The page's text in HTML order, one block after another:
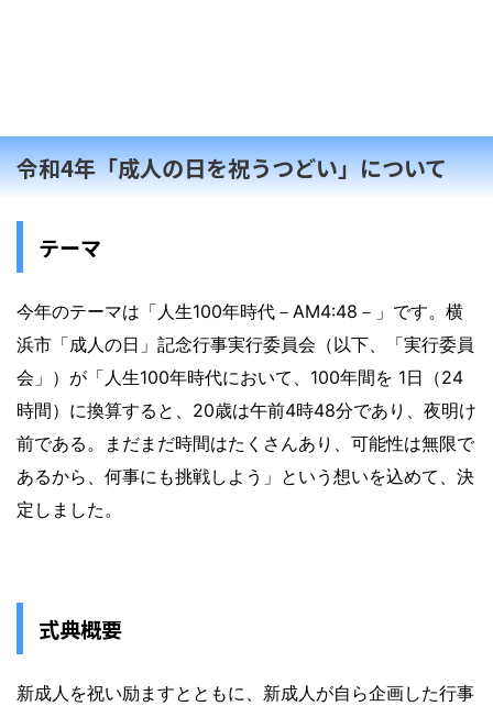
令和4年「成人の日を祝うつどい」について
テーマ
今年のテーマは「人生100年時代－AM4:48－」です。横
浜市「成人の日」記念行事実行委員会（以下、「実行委員
会」）が「人生100年時代において、100年間を 1日（24
時間）に換算すると、20歳は午前4時48分であり、夜明け
前である。まだまだ時間はたくさんあり、可能性は無限で
あるから、何事にも挑戦しよう」という想いを込めて、決
定しました。
式典概要
新成人を祝い励ますとともに、新成人が自ら企画した行事